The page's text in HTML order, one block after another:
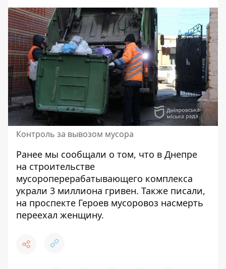
Контроль за вывозом мусора
Ранее мы сообщали о том, что в Днепре
на строительстве
мусороперерабатывающего комплекса
украли 3 миллиона гривен. Также писали,
на проспекте Героев мусоровоз насмерть
переехал женщину.